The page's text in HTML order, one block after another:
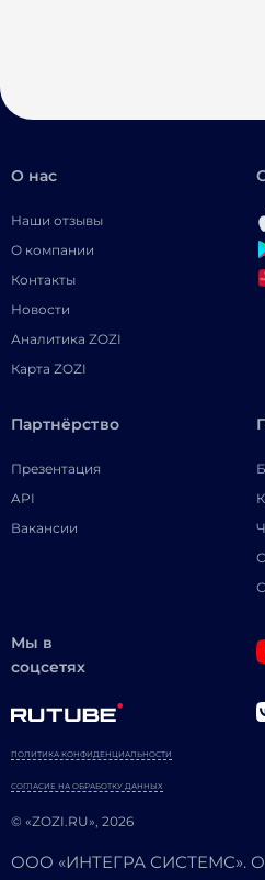
О нас
Наши отзывы
О компании
Контакты
Новости
Аналитика ZOZI
Карта ZOZI
Партнёрство
Презентация
API
Вакансии
Мы в
соцсетях
© «ZOZI.RU», 2026
ПОЛИТИКА КОНФИДЕНЦИАЛЬНОСТИ
СОГЛАСИЕ НА ОБРАБОТКУ ДАННЫХ
ООО «ИНТЕГРА СИСТЕМС».